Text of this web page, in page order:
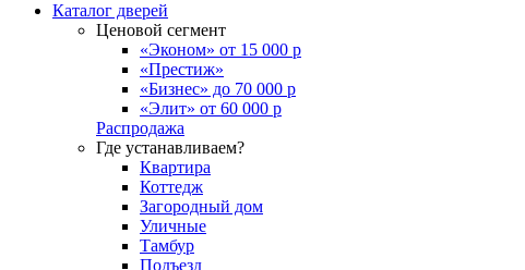
Каталог дверей
Ценовой сегмент
«Эконом» от 15 000 р
«Престиж»
«Бизнес» до 70 000 р
«Элит» от 60 000 р
Распродажа
Где устанавливаем?
Квартира
Коттедж
Загородный дом
Уличные
Тамбур
Подъезд